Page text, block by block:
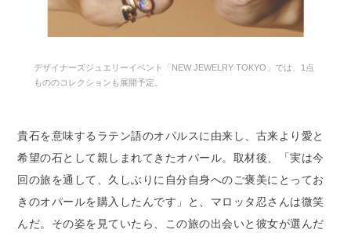
デザイナーズジュエリーイベント「NEW JEWELRY TOKYO」では、1点
もののコレクションも展開予定。
貴石を意味するラテン語のオパルスに由来し、古来より愛と
希望の石として親しまれてきたオパール。取材後、「実は今
回の旅を通して、久しぶりに自分自身へのご褒美にとってお
きのオパールを購入したんです」と、マロッタ忍さんは微笑
んだ。その姿を見ていたら、この旅の出会いと彼女が選んだ